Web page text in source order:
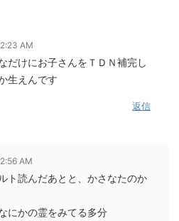
AM
だけにお子さんをＴＤＮ補完し
生えんです
返信
AM
ト読んだあとと、かさなたのか
にかの霊をみてる多分